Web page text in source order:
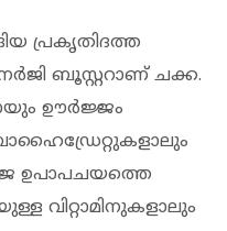
പ്രകൃതിദത്ത
ബൂസ്റ്ററാണ് ചക്ക.
ഊര്‍ജ്ജം
ഉപാപചയത്തെ
വിറ്റാമിനുകളാലും